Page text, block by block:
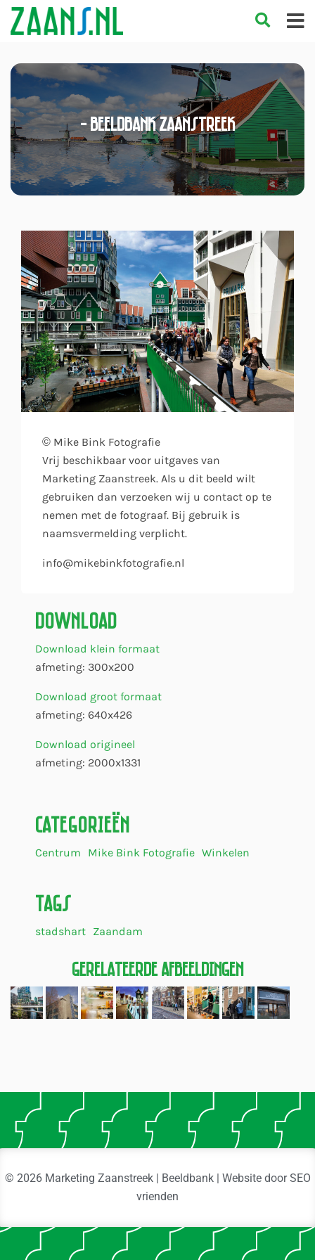
- Beeldbank Zaanstreek
© Mike Bink Fotografie
Vrij beschikbaar voor uitgaves van
Marketing Zaanstreek. Als u dit beeld wilt
gebruiken dan verzoeken wij u contact op te
nemen met de fotograaf. Bij gebruik is
naamsvermelding verplicht.
info@mikebinkfotografie.nl
Download
Download klein formaat
afmeting: 300x200
Download groot formaat
afmeting: 640x426
Download origineel
afmeting: 2000x1331
Categorieën
Centrum Mike Bink Fotografie Winkelen
Tags
stadshart Zaandam
Gerelateerde Afbeeldingen
© 2026 Marketing Zaanstreek | Beeldbank | Website doorSEO
vrienden